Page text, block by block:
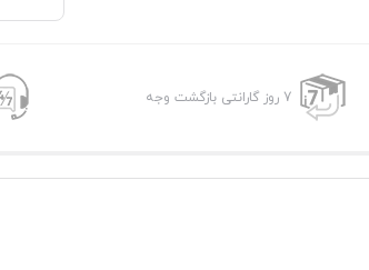
7 روز گارانتی بازگشت وجه